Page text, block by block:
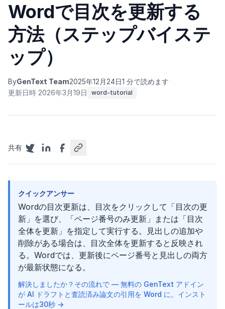
Wordで目次を更新する
方法（ステップバイステ
ップ）
ByGenText Team2025年12月24日1 分で読めます
更新日時 2026年3月19日
word-tutorial
共有
クイックアンサー
Wordの目次更新は、目次をクリックして「目次の更
新」を選び、「ページ番号のみ更新」または「目次
全体を更新」を指定して実行する。見出しの追加や
削除がある場合は、目次全体を更新すると反映され
る。Wordでは、更新後にページ番号と見出しの両方
が最新状態になる。
解決しましたか？その流れで — 無料の GenText アドイン
が AI ドラフトと査読済み論文の引用を Word に。インスト
ールは30秒 →